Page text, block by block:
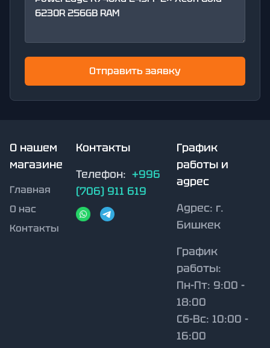
Отправить заявку
О нашем
магазине
Главная
О нас
Контакты
Контакты
Телефон: +996
(706) 911 619
График
работы и
адрес
Адрес: г.
Бишкек
График
работы:
Пн-Пт: 9:00 -
18:00
Сб-Вс: 10:00 -
16:00